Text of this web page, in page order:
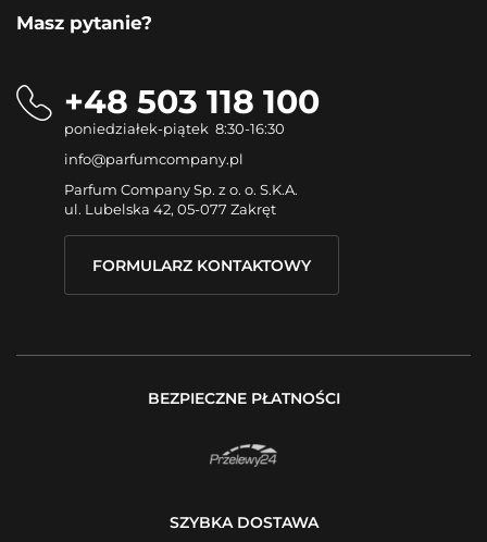
Masz pytanie?
+48 503 118 100
poniedziałek-piątek 8:30-16:30
info@parfumcompany.pl
Parfum Company Sp. z o. o. S.K.A.
ul. Lubelska 42, 05-077 Zakręt
FORMULARZ KONTAKTOWY
BEZPIECZNE PŁATNOŚCI
SZYBKA DOSTAWA